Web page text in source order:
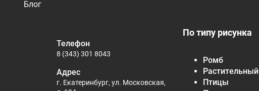
Блог
По типу рисунка
Ромб
Растительный
Птицы
Телефон
8 (343) 301 8043
Адрес
г. Екатеринбург, ул. Московская,